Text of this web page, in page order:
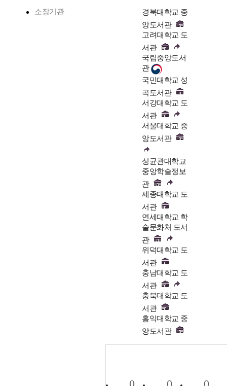
소장기관
경북대학교 중
앙도서관
고려대학교 도
서관
국립중앙도서
관
국민대학교 성
곡도서관
서강대학교 도
서관
서울대학교 중
앙도서관
성균관대학교
중앙학술정보
관
세종대학교 도
서관
연세대학교 학
술문화처 도서
관
위덕대학교 도
서관
충남대학교 도
서관
충북대학교 도
서관
홍익대학교 중
앙도서관